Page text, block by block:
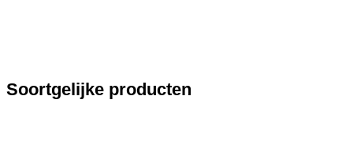
Soortgelijke producten